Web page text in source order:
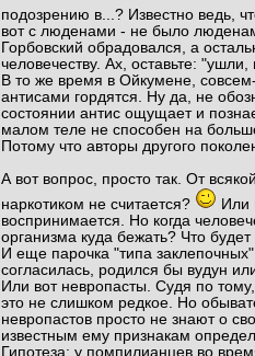
подозрению в...? Известно ведь,
вот с люденами - не было
Горбовский обрадовался, а
человечеству. Ах, оставьте:
В то же время в Ойкумене,
антисами гордятся. Ну да, не
состоянии антис ощущает и
малом теле не способен на
Потому что авторы другого
А вот вопрос, просто так. От
наркотиком не считается?
Или
воспринимается. Но когда
организма куда бежать? Что
И еще парочка "типа
согласилась, родился бы вудун
Или вот невропасты. Судя по
это не слишком редкое. Но
невропастов просто не знают о
известным ему признакам
Гипотеза: у помпилианцев во